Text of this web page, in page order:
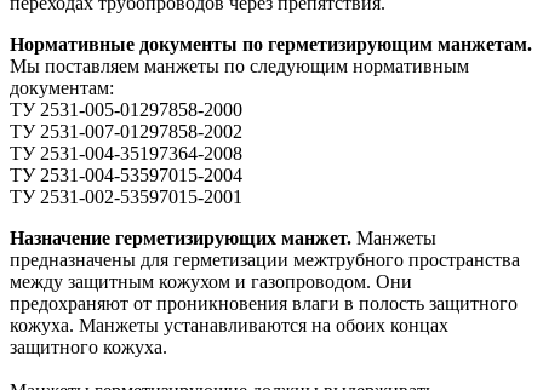
Нормативные документы по герметизирующим манжетам.
Мы поставляем манжеты по следующим нормативным
документам:
ТУ 2531-005-01297858-2000
ТУ 2531-007-01297858-2002
ТУ 2531-004-35197364-2008
ТУ 2531-004-53597015-2004
ТУ 2531-002-53597015-2001
Назначение герметизирующих манжет. Манжеты
предназначены для герметизации межтрубного пространства
между защитным кожухом и газопроводом. Они
предохраняют от проникновения влаги в полость защитного
кожуха. Манжеты устанавливаются на обоих концах
защитного кожуха.